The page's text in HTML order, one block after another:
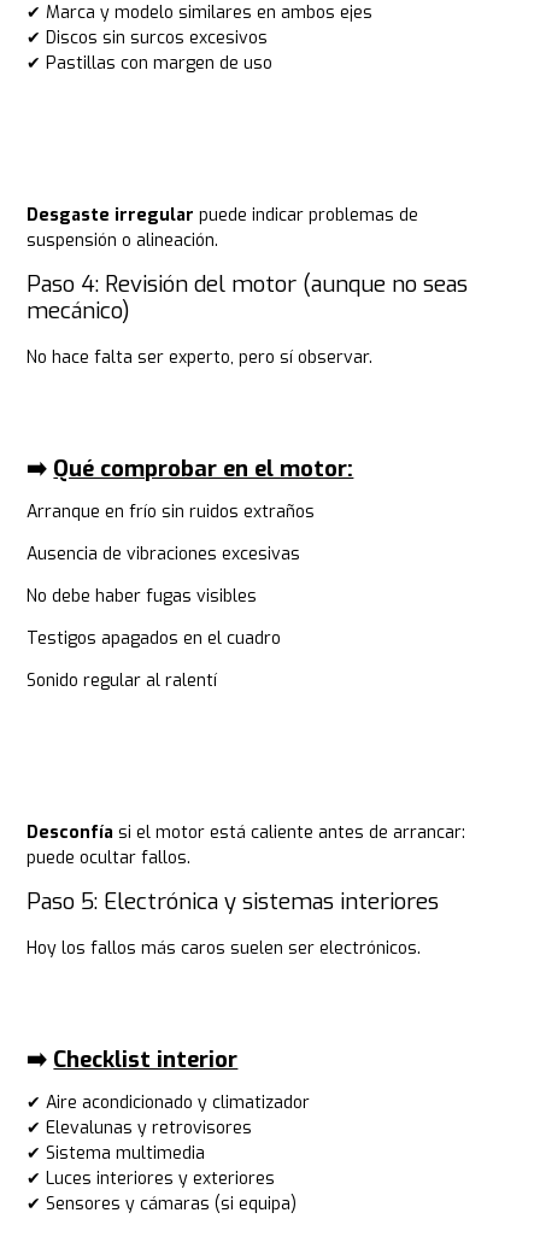
✔ Marca y modelo similares en ambos ejes
✔ Discos sin surcos excesivos
✔ Pastillas con margen de uso
Desgaste irregular puede indicar problemas de
suspensión o alineación.
Paso 4: Revisión del motor (aunque no seas
mecánico)
No hace falta ser experto, pero sí observar.
➡️ ​ Qué comprobar en el motor:
Arranque en frío sin ruidos extraños
Ausencia de vibraciones excesivas
No debe haber fugas visibles
Testigos apagados en el cuadro
Sonido regular al ralentí
Desconfía si el motor está caliente antes de arrancar:
puede ocultar fallos.
Paso 5: Electrónica y sistemas interiores
Hoy los fallos más caros suelen ser electrónicos.
➡️ ​ Checklist interior
✔ Aire acondicionado y climatizador
✔ Elevalunas y retrovisores
✔ Sistema multimedia
✔ Luces interiores y exteriores
✔ Sensores y cámaras (si equipa)